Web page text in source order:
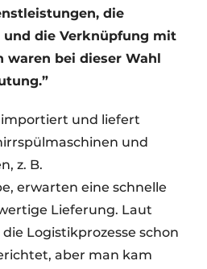
die
die Verknüpfung mit
waren bei dieser Wahl
und liefert
und
z. B.
erwarten eine schnelle
Lieferung. Laut
Logistikprozesse schon
aber man kam